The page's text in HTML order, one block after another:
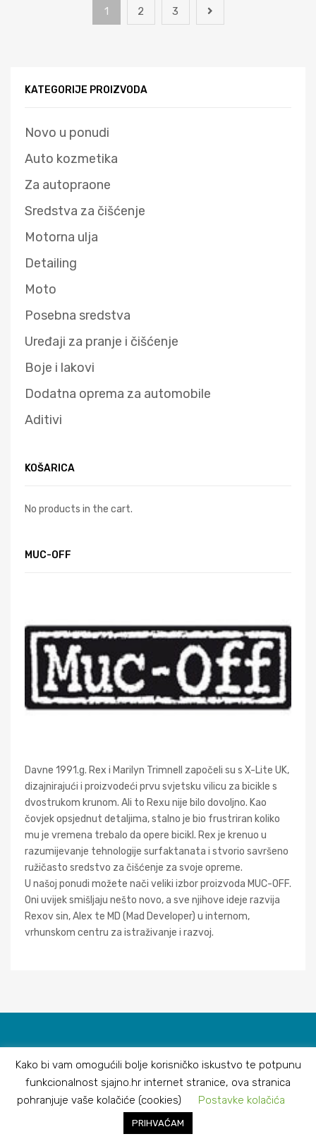
1 2 3
KATEGORIJE PROIZVODA
Novo u ponudi
Auto kozmetika
Za autopraone
Sredstva za čišćenje
Motorna ulja
Detailing
Moto
Posebna sredstva
Uređaji za pranje i čišćenje
Boje i lakovi
Dodatna oprema za automobile
Aditivi
KOŠARICA
No products in the cart.
MUC-OFF
Davne 1991.g. Rex i Marilyn Trimnell započeli su s X-Lite UK,
dizajnirajući i proizvodeći prvu svjetsku vilicu za bicikle s
dvostrukom krunom. Ali to Rexu nije bilo dovoljno. Kao
čovjek opsjednut detaljima, stalno je bio frustriran koliko
mu je vremena trebalo da opere bicikl. Rex je krenuo u
razumijevanje tehnologije surfaktanata i stvorio savršeno
ružičasto sredstvo za čišćenje za svoje opreme.
U našoj ponudi možete nači veliki izbor proizvoda MUC-OFF.
Oni uvijek smišljaju nešto novo, a sve njihove ideje razvija
Rexov sin, Alex te MD (Mad Developer) u internom,
vrhunskom centru za istraživanje i razvoj.
Kako bi vam omogućili bolje korisničko iskustvo te potpunu
funkcionalnost sjajno.hr internet stranice, ova stranica
pohranjuje vaše kolačiće (cookies)
Postavke kolačića
PRIHVAĆAM